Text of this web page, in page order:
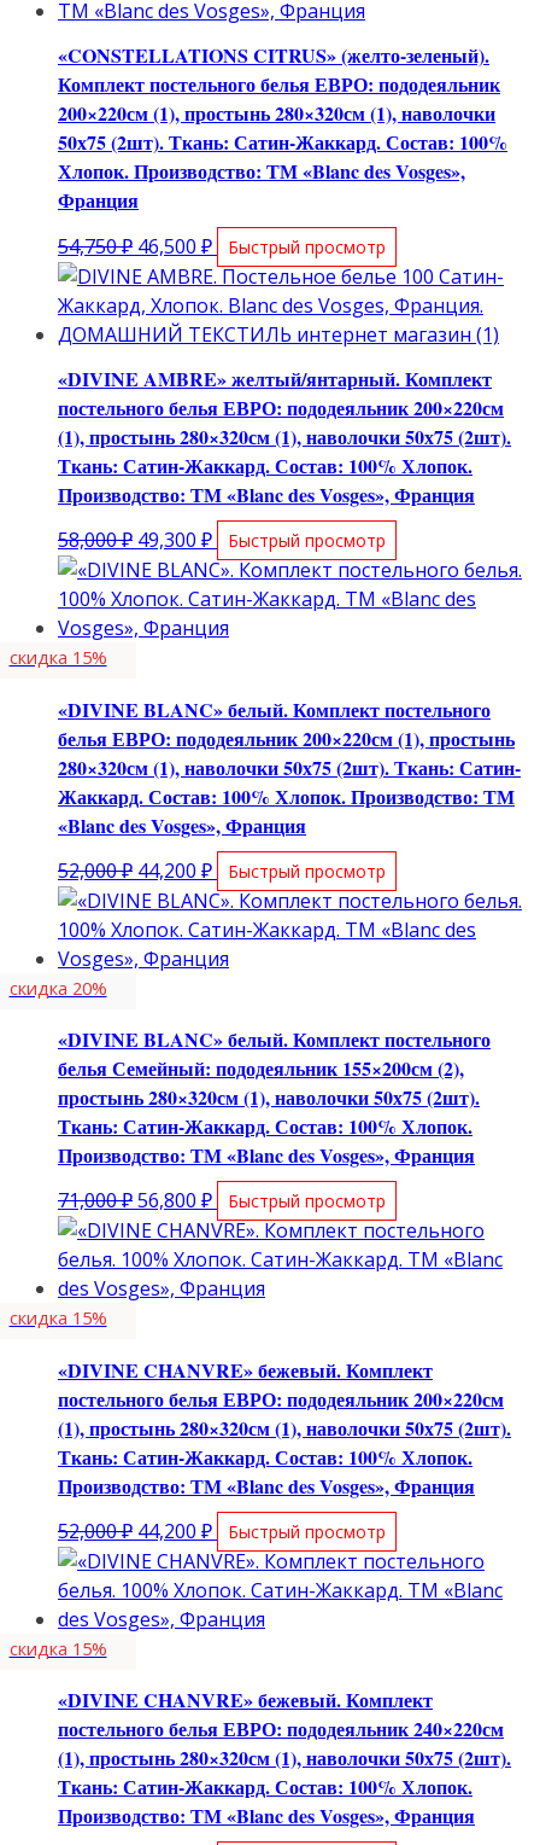
«CONSTELLATIONS CITRUS» (желто-зеленый).
Комплект постельного белья ЕВРО: пододеяльник
200×220см (1), простынь 280×320см (1), наволочки
50х75 (2шт). Ткань: Сатин-Жаккард. Состав: 100%
Хлопок. Производство: ТМ «Blanc des Vosges»,
Франция
54,750₽ Первоначальная
цена
составляла
54,750 ₽.
46,500 ₽Текущая
цена:
46,500 ₽.
Быстрый просмотр
«DIVINE AMBRE» желтый/янтарный. Комплект
постельного белья ЕВРО: пододеяльник 200×220см
(1), простынь 280×320см (1), наволочки 50х75 (2шт).
Ткань: Сатин-Жаккард. Состав: 100% Хлопок.
Производство: ТМ «Blanc des Vosges», Франция
58,000₽ Первоначальная
цена
составляла
58,000 ₽.
49,300 ₽Текущая
цена:
49,300 ₽.
Быстрый просмотр
скидка 15%
«DIVINE BLANC» белый. Комплект постельного
белья ЕВРО: пододеяльник 200×220см (1), простынь
280×320см (1), наволочки 50х75 (2шт). Ткань: Сатин-
Жаккард. Состав: 100% Хлопок. Производство: ТМ
«Blanc des Vosges», Франция
52,000₽ Первоначальная
цена
составляла
52,000 ₽.
44,200 ₽Текущая
цена:
44,200 ₽.
Быстрый просмотр
скидка 20%
«DIVINE BLANC» белый. Комплект постельного
белья Семейный: пододеяльник 155×200см (2),
простынь 280×320см (1), наволочки 50х75 (2шт).
Ткань: Сатин-Жаккард. Состав: 100% Хлопок.
Производство: ТМ «Blanc des Vosges», Франция
71,000₽Первоначальная
цена
составляла
71,000 ₽.
56,800 ₽Текущая
цена:
56,800 ₽.
Быстрый просмотр
скидка 15%
«DIVINE CHANVRE» бежевый. Комплект
постельного белья ЕВРО: пододеяльник 200×220см
(1), простынь 280×320см (1), наволочки 50х75 (2шт).
Ткань: Сатин-Жаккард. Состав: 100% Хлопок.
Производство: ТМ «Blanc des Vosges», Франция
52,000₽ Первоначальная
цена
составляла
52,000 ₽.
44,200 ₽Текущая
цена:
44,200 ₽.
Быстрый просмотр
скидка 15%
«DIVINE CHANVRE» бежевый. Комплект
постельного белья ЕВРО: пододеяльник 240×220см
(1), простынь 280×320см (1), наволочки 50х75 (2шт).
Ткань: Сатин-Жаккард. Состав: 100% Хлопок.
Производство: ТМ «Blanc des Vosges», Франция